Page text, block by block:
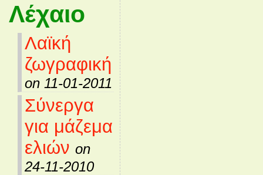
Λέχαιο
Λαϊκή
ζωγραφική
on 11-01-2011
Σύνεργα
για μάζεμα
ελιών on
24-11-2010